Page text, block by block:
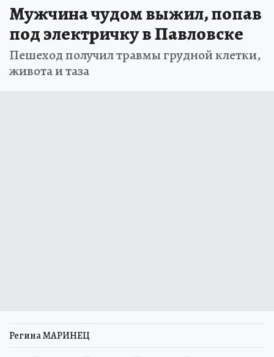
Мужчина чудом выжил, попав
под электричку в Павловске
Пешеход получил травмы грудной клетки,
живота и таза
Регина МАРИНЕЦ